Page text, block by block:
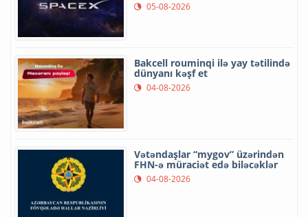
05-08-2026
Bakcell rouminqi ilə yay tətilində
dünyanı kəşf et
04-08-2026
Vətəndaşlar “mygov” üzərindən
FHN-ə müraciət edə biləcəklər
04-08-2026